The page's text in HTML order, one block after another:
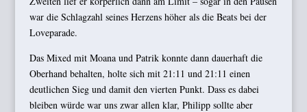
war die Schlagzahl seines Herzens höher als die Beats bei der
Loveparade.
Das Mixed mit Moana und Patrik konnte dann dauerhaft die
Oberhand behalten, holte sich mit 21:11 und 21:11 einen
deutlichen Sieg und damit den vierten Punkt. Dass es dabei
bleiben würde war uns zwar allen klar, Philipp sollte aber